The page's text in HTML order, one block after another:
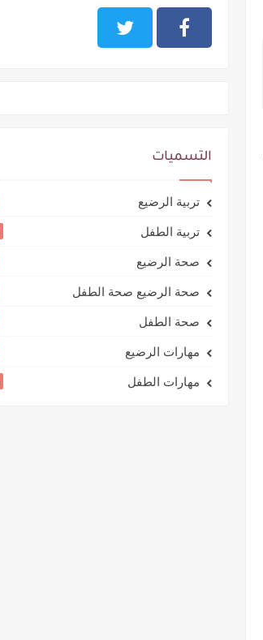
التسميات
تربية الرضيع
تربية الطفل
صحة الرضيع
صحة الرضيع صحة الطفل
صحة الطفل
مهارات الرضيع
مهارات الطفل